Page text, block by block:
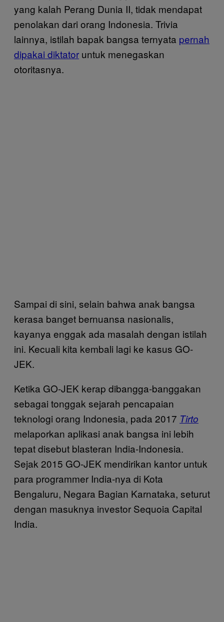
yang kalah Perang Dunia II, tidak mendapat
penolakan dari orang Indonesia. Trivia
lainnya, istilah bapak bangsa ternyata pernah
dipakai diktator untuk menegaskan
otoritasnya.
Sampai di sini, selain bahwa anak bangsa
kerasa banget bernuansa nasionalis,
kayanya enggak ada masalah dengan istilah
ini. Kecuali kita kembali lagi ke kasus GO-
JEK.
Ketika GO-JEK kerap dibangga-banggakan
sebagai tonggak sejarah pencapaian
teknologi orang Indonesia, pada 2017 Tirto
melaporkan aplikasi anak bangsa ini lebih
tepat disebut blasteran India-Indonesia.
Sejak 2015 GO-JEK mendirikan kantor untuk
para programmer India-nya di Kota
Bengaluru, Negara Bagian Karnataka, seturut
dengan masuknya investor Sequoia Capital
India.